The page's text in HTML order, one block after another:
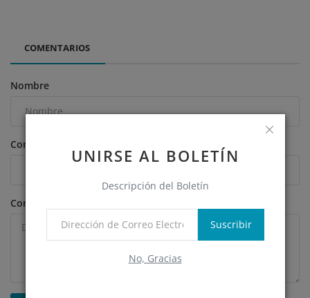
UNIRSE AL BOLETÍN
Descripción del Boletín
Suscribir
No, Gracias
COMENTARIOS
Nombre
Correo Electrónico
Comentario